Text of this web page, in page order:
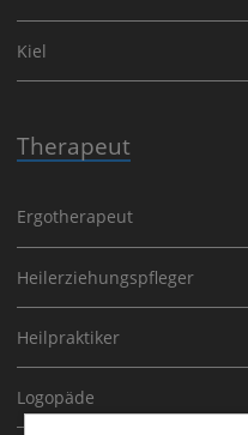
Kiel
Therapeut
Ergotherapeut
Heilerziehungspfleger
Heilpraktiker
Logopäde